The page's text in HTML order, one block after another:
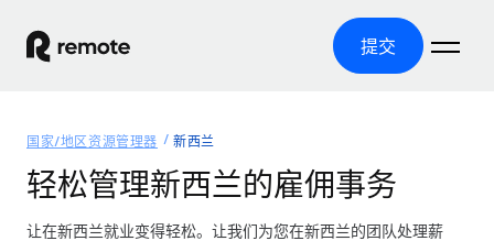
提交
产品
全球招聘
国家/地区资源管理器 新西兰
轻松管理新西兰的雇佣事务
让在新西兰就业变得轻松。让我们为您在新西兰的团队处理薪